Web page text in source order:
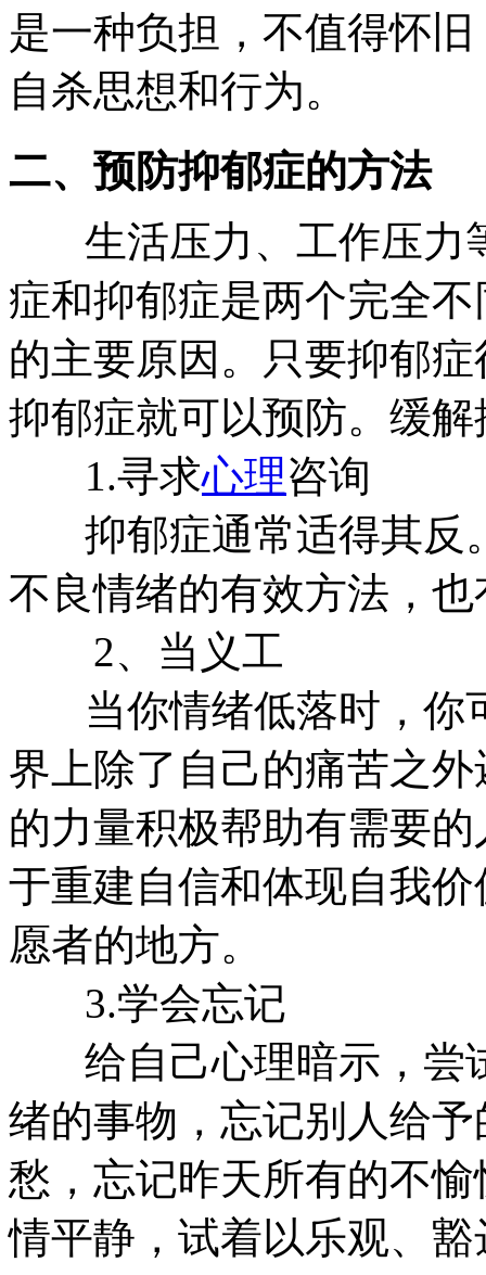
是一种负担，不值得怀
自杀思想和行为。
二、预防抑郁症的方法
生活压力、工作压力
症和抑郁症是两个完全
的主要原因。只要抑郁
抑郁症就可以预防。缓
1.寻求心理咨询
抑郁症通常适得其反
不良情绪的有效方法，
2、当义工
当你情绪低落时，你
界上除了自己的痛苦之
的力量积极帮助有需要
于重建自信和体现自我
愿者的地方。
3.学会忘记
给自己心理暗示，尝
绪的事物，忘记别人给
愁，忘记昨天所有的不
情平静，试着以乐观、